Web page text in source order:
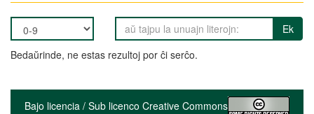
Ek
Bedaŭrinde, ne estas rezultoj por ĉi serĉo.
Bajo licencia / Sub licenco Creative Commons